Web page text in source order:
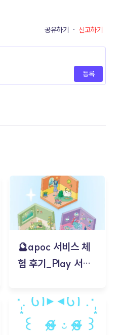
공유하기 · 신고하기
등록
🔮apoc 서비스 체
험 후기_Play 서비
김태현